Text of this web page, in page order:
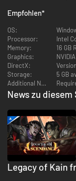
Kombiniere
übernatürliche
Mehrere
Empfohlen*
OS:
Processor:
Intel
Memory:
16 GB
Graphics:
DirectX:
Storage:
5 GB
Additional Notes:
News zu diesem
Legacy of Kain